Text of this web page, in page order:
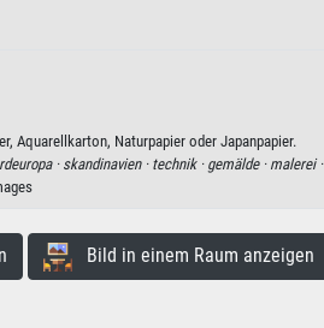
Aquarellkarton, Naturpapier oder Japanpapier.
·skandinavien · technik · gemälde · malerei ·
Bild in einem Raum anzeigen